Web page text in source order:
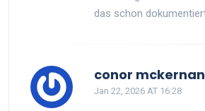
das schon
conor mckernan
Jan 22, 2026 AT 16:28